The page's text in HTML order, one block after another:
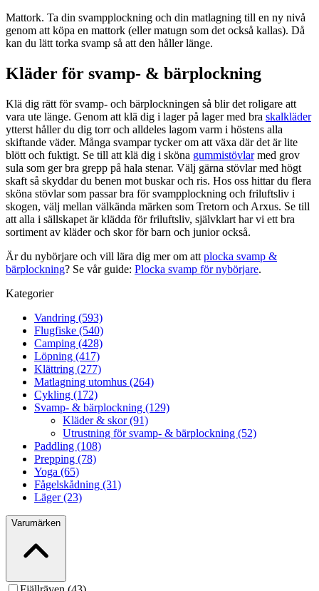
Mattork. Ta din svampplockning och din matlagning till en ny nivå
genom att köpa en mattork (eller matugn som det också kallas). Då
kan du lätt torka svamp så att den håller länge.
Kläder för svamp- & bärplockning
Klä dig rätt för svamp- och bärplockningen så blir det roligare att
vara ute länge. Genom att klä dig i lager på lager med bra skalkläder
ytterst håller du dig torr och alldeles lagom varm i höstens alla
skiftande väder. Många svampar tycker om att växa där det är lite
blött och fuktigt. Se till att klä dig i sköna gummistövlarmed grov
sula som ger bra grepp på hala stenar. Välj gärna stövlar med högt
skaft så skyddar du benen mot buskar och ris. Hos oss hittar du flera
sköna stövlar som passar bra för svampplockning och friluftsliv i
skogen, välj mellan välkända märken som Tretorn och Arxus. Se till
att alla i sällskapet är klädda för friluftsliv, självklart har vi ett bra
sortiment av kläder och skor för barn och junior också.
Är du nybörjare och vill lära dig mer om att plocka svamp &
bärplockning? Se vår guide: Plocka svamp för nybörjare.
Kategorier
Vandring (593)
Flugfiske (540)
Camping (428)
Löpning (417)
Klättring (277)
Matlagning utomhus (264)
Cykling (172)
Svamp- & bärplockning (129)
Kläder & skor (91)
Utrustning för svamp- & bärplockning (52)
Paddling (108)
Prepping (78)
Yoga (65)
Fågelskådning (31)
Läger (23)
Varumärken